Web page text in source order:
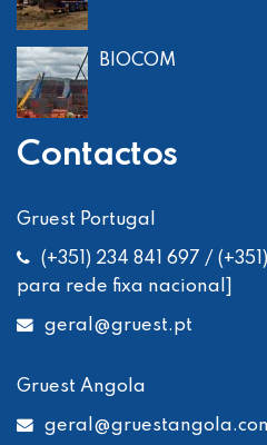
BIOCOM
Contactos
Gruest Portugal
(+351) 234 841 697 /
para rede fixa nacional]
geral @gruest.pt
Gruest Angola
geral